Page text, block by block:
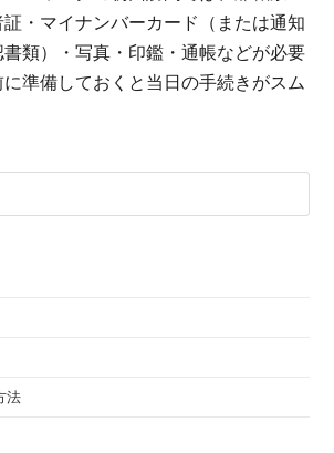
・マイナンバーカード（または通知
類）・写真・印鑑・通帳などが必要
準備しておくと当日の手続きがスム
法